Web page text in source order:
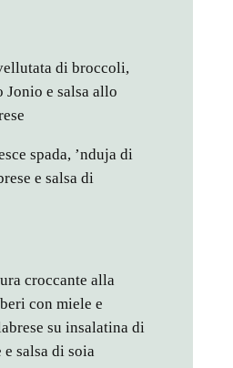
di broccoli,
Jonio e salsa allo
spada, ’nduja di
e salsa di
croccante alla
con miele e
su insalatina di
salsa di soia